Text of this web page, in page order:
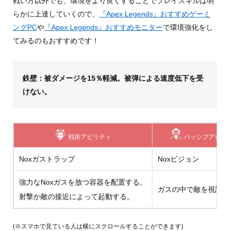
らかに上達していくので、
『Apex Legends』おすすめゲーミ
ングPCや『Apex Legends』おすすめモニターで環境強化をし
てみるのもおすすめです！
鉄壁：被ダメージを15％軽減。被弾による速度低下を受
けない。
戦術アビリティ パッシブアビリ
Noxガストラップ Noxビジョン
強力なNoxガスを放つ容器を配置する。
射撃か敵の接近によって起動する。
ガスの中で敵を視認
(※スマホで見ている人は横にスクロールすることができます)